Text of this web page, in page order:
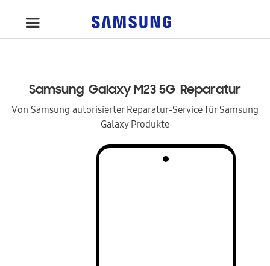
Samsung Galaxy M23 5G Reparatur
Von Samsung autorisierter Reparatur-Service für Samsung
Galaxy Produkte